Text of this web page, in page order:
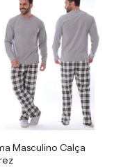
Masculino Calça